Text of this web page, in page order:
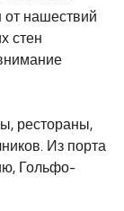
от нашествий
стен
рестораны,
Из порта
Гольфо-